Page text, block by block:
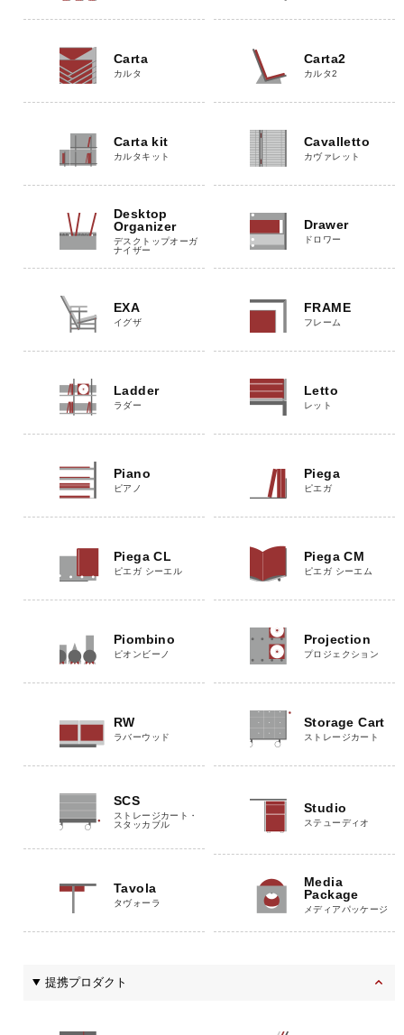
Carta
カルタ
Carta2
カルタ2
Carta kit
カルタキット
Cavalletto
カヴァレット
Desktop
Organizer
デスクトップオーガ
ナイザー
Drawer
ドロワー
EXA
イグザ
FRAME
フレーム
Ladder
ラダー
Letto
レット
Piano
ピアノ
Piega
ピエガ
Piega CL
ピエガ シーエル
Piega CM
ピエガ シーエム
Piombino
ピオンビーノ
Projection
プロジェクション
RW
ラバーウッド
Storage Cart
ストレージカート
SCS
ストレージカート・
スタッカブル
Studio
ステューディオ
Tavola
タヴォーラ
Media
Package
メディアパッケージ
提携プロダクト